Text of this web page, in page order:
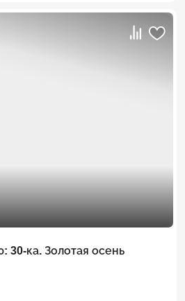
30-ка. Золотая осень